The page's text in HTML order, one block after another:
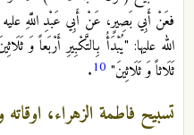
فعَنْ أَبِي بَصِيرٍ، عَنْ أَبِي عَبْدِ اللَّهِ
الله عليها: "يُبْدَأُ بِالتَّكْبِيرِ أَرْبَعاً وَ
ثَلَاثاً وَ ثَلَاثِينَ" 10
.
تسبيح فاطمة الزهراء، اوقاته